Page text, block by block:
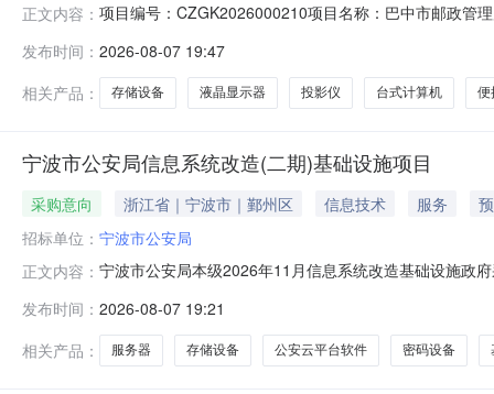
正文内容： 项目编号：CZGK2026000210项目名称：巴中市邮政管
他处置服务机构联系方式：010-83940766处置服务机构
发布时间： 2026-08-07 19:47
相关产品：
存储设备 液晶显示器 投影仪 台式计算机 便
宁波市公安局信息系统改造(二期)基础设施项目
采购意向 浙江省｜宁波市｜鄞州区 信息技术 服务
招标单位： 宁波市公安局
正文内容： 宁波市公安局本级2026年11月信息系统改造基础设施政
目预算金额：2193.510000万元(人民币)采购品目：
发布时间： 2026-08-07 19:21
相关产品：
服务器 存储设备 公安云平台软件 密码设备